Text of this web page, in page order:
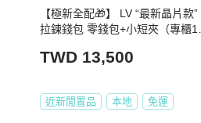
【極新全配🎁】 LV “最新晶片款”
拉鍊錢包 零錢包+小短夾（專櫃19
TWD 13,500
近新閒置品 本地 免運